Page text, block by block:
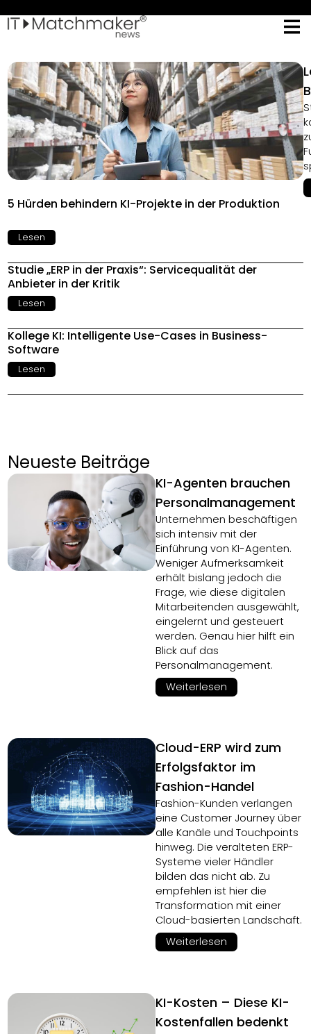
5 Hürden behindern KI-Projekte in der Produktion
Lesen
Studie „ERP in der Praxis“: Servicequalität der
Anbieter in der Kritik
Lesen
Kollege KI: Intelligente Use-Cases in Business-
Software
Lesen
Neueste Beiträge
KI-Agenten brauchen
Personalmanagement
Unternehmen beschäftigen
sich intensiv mit der
Einführung von KI-Agenten.
Weniger Aufmerksamkeit
erhält bislang jedoch die
Frage, wie diese digitalen
Mitarbeitenden ausgewählt,
eingelernt und gesteuert
werden. Genau hier hilft ein
Blick auf das
Personalmanagement.
Weiterlesen
Cloud-ERP wird zum
Erfolgsfaktor im
Fashion-Handel
Fashion-Kunden verlangen
eine Customer Journey über
alle Kanäle und Touchpoints
hinweg. Die veralteten ERP-
Systeme vieler Händler
bilden das nicht ab. Zu
empfehlen ist hier die
Transformation mit einer
Cloud-basierten Landschaft.
Weiterlesen
KI-Kosten – Diese KI-
Kostenfallen bedenkt